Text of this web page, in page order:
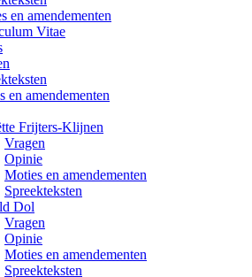
en amendementen
Vitae
en amendementen
Frijters-Klijnen
Vragen
Opinie
Moties en amendementen
Spreekteksten
Dol
Vragen
Opinie
Moties en amendementen
Spreekteksten